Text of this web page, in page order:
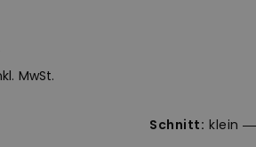
MwSt.
Schnitt: klein